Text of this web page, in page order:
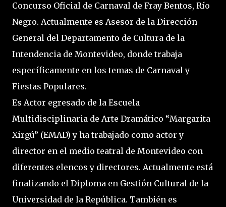
Concurso Oficial de Carnaval de Fray Bentos, Río
Negro. Actualmente es Asesor de la Dirección
General del Departamento de Cultura de la
Intendencia de Montevideo, donde trabaja
específicamente en los temas de Carnaval y
Fiestas Populares.
Es Actor egresado de la Escuela
Multidisciplinaria de Arte Dramático “Margarita
Xirgú” (EMAD) y ha trabajado como actor y
director en el medio teatral de Montevideo con
diferentes elencos y directores. Actualmente está
finalizando el Diploma en Gestión Cultural de la
Universidad de la República. También es